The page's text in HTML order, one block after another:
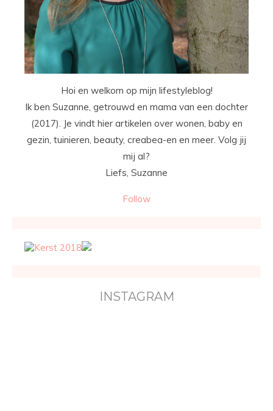
Hoi en welkom op mijn lifestyleblog!
Ik ben Suzanne, getrouwd en mama van een dochter
(2017). Je vindt hier artikelen over wonen, baby en
gezin, tuinieren, beauty, creabea-en en meer. Volg jij
mij al?
Liefs, Suzanne
Follow
INSTAGRAM